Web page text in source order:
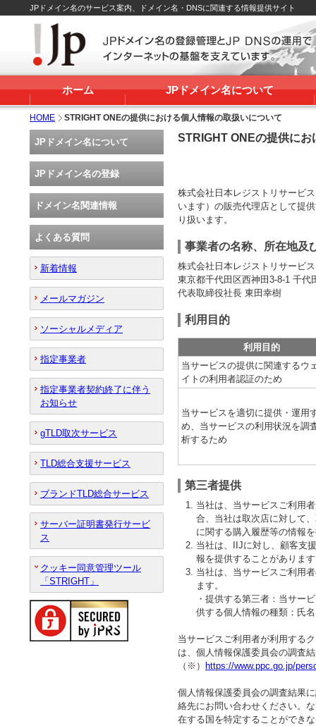
JPドメイン名のサービス案内、ドメイン名・DNSに関連する情報提供サイト
ホーム JPドメイン名について
HOME STRIGHT ONEの提供における個人情報の取扱いについて
STRIGHT ONEの提供に
株式会社日本レジストリサービ
います）の販売代理店として提
り扱います。
事業者の名称、所在地及
株式会社日本レジストリサービス
東京都千代田区西神田3-8-1 千代
代表取締役社長 東田幸樹
利用目的
利用目的
当サービスの提供に関連するウ
イトの利用者認証のため
当サービスを適切に提供・運用
め、当サービスの利用状況を調
析するため
第三者提供
当社は、当サービスご利用
合、当社は取次店に対して
に関する購入履歴等の情報
当社は、IIJに対し、顧客支
報を提供することがありま
当社は、当サービスご利用
ます。
・提供する第三者：当サー
供する個人情報の種類：氏
当サービスご利用者が利用する
は、個人情報保護委員会の調査
（※）
https://www.ppc.go.jp/
個人情報保護委員会の調査結果
絡先にお問い合わせください。
在する国を特定することができ
JPドメイン名について
JPドメイン名の登録
ドメイン名関連情報
よくある質問
新着情報
メールマガジン
ソーシャルメディア
指定事業者
指定事業者契約終了に伴う
お知らせ
gTLD取次サービス
TLD総合支援サービス
ブランドTLD総合サービス
サーバー証明書発行サービ
ス
クッキー同意管理ツール
「STRIGHT」